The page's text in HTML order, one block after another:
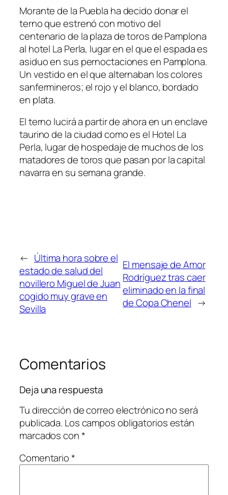
Morante de la Puebla ha decido donar el
terno que estrenó con motivo del
centenario de la plaza de toros de Pamplona
al hotel La Perla, lugar en el que el espada es
asiduo en sus pernoctaciones en Pamplona.
Un vestido en el que alternaban los colores
sanfermineros; el rojo y el blanco, bordado
en plata.
El terno lucirá a partir de ahora en un enclave
taurino de la ciudad como es el Hotel La
Perla, lugar de hospedaje de muchos de los
matadores de toros que pasan por la capital
navarra en su semana grande.
← Última hora sobre el
estado de salud del
novillero Miguel de Juan
cogido muy grave en
Sevilla
El mensaje de Amor
Rodríguez tras caer
eliminado en la final
de Copa Chenel →
Comentarios
Deja una respuesta
Tu dirección de correo electrónico no será
publicada. Los campos obligatorios están
marcados con*
Comentario*